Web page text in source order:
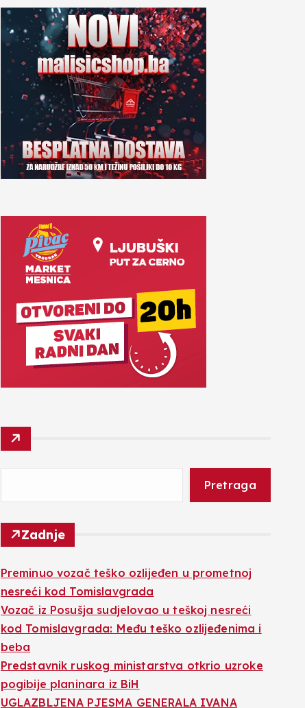
Pretraga
Zadnje
Preminuo vozač teško ozlijeđen u prometnoj
nesreći kod Tomislavgrada
Vozač iz Posušja sudjelovao u teškoj nesreći
kod Tomislavgrada: Među teško ozlijeđenima i
beba
Predstavnik ruskog ministarstva otkrio uzroke
pogibije planinara iz BiH
UGLAZBLJENA PJESMA GENERALA IVANA